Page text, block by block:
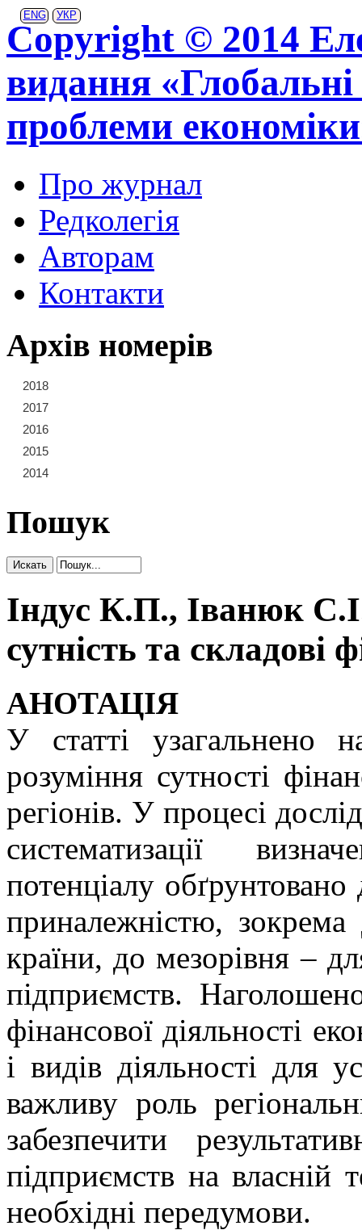
ENG УКР
Copyright © 2014
видання «Глобальні
проблеми
Про журнал
Редколегія
Авторам
Контакти
Архів номерів
2018
2017
2016
2015
2014
Пошук
Індус К.П., Іванюк
сутність та складові
АНОТАЦІЯ
У статті узагальнено
розуміння сутності
регіонів. У процесі
систематизації
потенціалу обґрунтовано
приналежністю, зокрема
країни, до мезорівня –
підприємств.
фінансової діяльності
і видів діяльності для
важливу роль
забезпечити
підприємств на власній
необхідні передумови.